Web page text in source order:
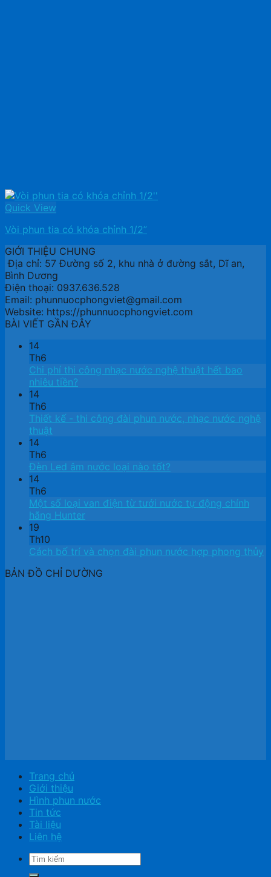
Quick View
Vòi phun tia có khóa chỉnh 1/2”
GIỚI THIỆU CHUNG
Địa chỉ: 57 Đường số 2, khu nhà ở đường sắt, Dĩ an,
Bình Dương
Điện thoại: 0937.636.528
Email: phunnuocphongviet@gmail.com
Website: https://phunnuocphongviet.com
BÀI VIẾT GẦN ĐÂY
14
Th6
Chi phí thi công nhạc nước nghệ thuật hết bao
nhiêu tiền?
14
Th6
Thiết kế ​- thi công đài phun nước, nhạc nước nghệ
thuật
14
Th6
Đèn Led âm nước loại nào tốt?
14
Th6
Một số loại van điện từ tưới nước tự động chính
hãng Hunter
19
Th10
Cách bố trí và chọn đài phun nước hợp phong thủy
BẢN ĐỒ CHỈ DƯỜNG
Trang chủ
Giới thiệu
Hình phun nước
Tin tức
Tài liệu
Liên hệ
Tìm